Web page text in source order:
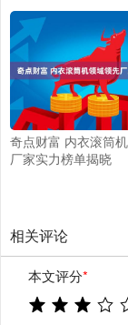
奇点财富 内衣滚筒
厂家实力榜单揭晓
相关评论
本文评分*